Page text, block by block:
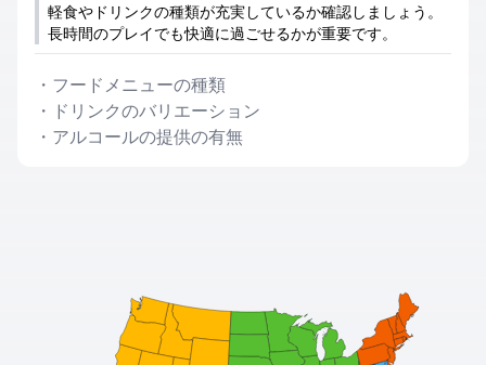
軽食やドリンクの種類が充実しているか確認しましょう。
長時間のプレイでも快適に過ごせるかが重要です。
・ フードメニューの種類
・ ドリンクのバリエーション
・ アルコールの提供の有無